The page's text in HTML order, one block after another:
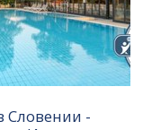
Словении -